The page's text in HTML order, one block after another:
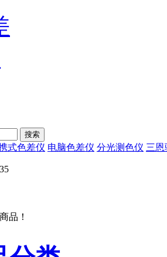
式色差仪 电脑色差仪 分光测色仪 三恩
品！